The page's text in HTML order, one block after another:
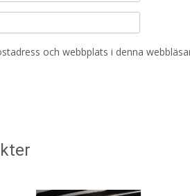
och webbplats i denna